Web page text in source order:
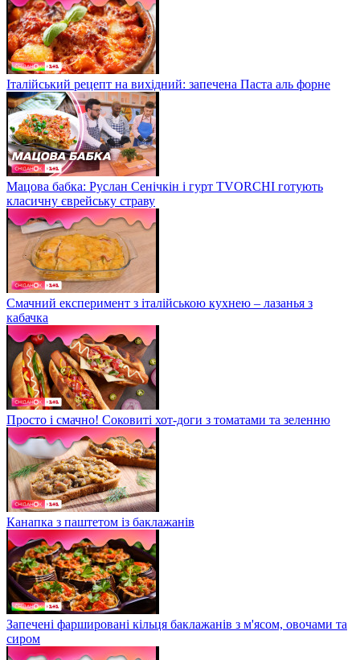
Італійський рецепт на вихідний: запечена Паста аль форне
Мацова бабка: Руслан Сенічкін і гурт TVORCHI готують
класичну єврейську страву
Смачний експеримент з італійською кухнею – лазанья з
кабачка
Просто і смачно! Соковиті хот-доги з томатами та зеленню
Канапка з паштетом із баклажанів
Запечені фаршировані кільця баклажанів з м'ясом, овочами та
сиром